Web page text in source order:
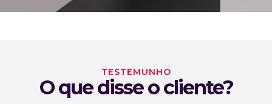
TESTEMUNHO
O que disse o cliente?